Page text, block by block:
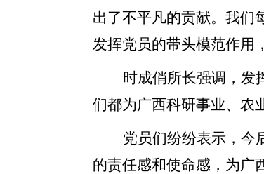
出了不平凡的贡献。我们
发挥党员的带头模范作用
时成俏所长强调，发
们都为广西科研事业、农
党员们纷纷表示，今
的责任感和使命感，为广